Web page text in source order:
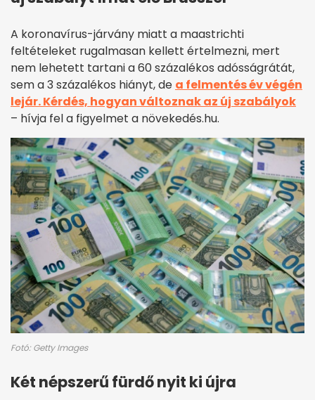
A koronavírus-járvány miatt a maastrichti
feltételeket rugalmasan kellett értelmezni, mert
nem lehetett tartani a 60 százalékos adósságrátát,
sem a 3 százalékos hiányt, de a felmentés év végén
lejár. Kérdés, hogyan változnak az új szabályok
– hívja fel a figyelmet a növekedés.hu.
Fotó: Getty Images
Két népszerű fürdő nyit ki újra